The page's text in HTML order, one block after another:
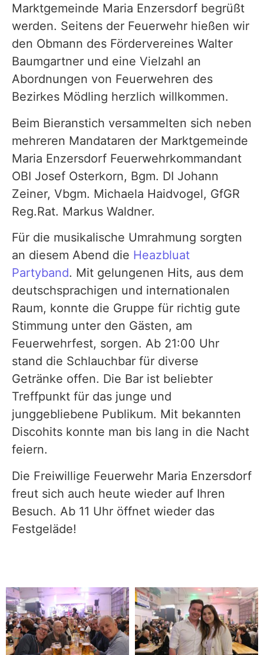
Marktgemeinde Maria Enzersdorf begrüßt
werden. Seitens der Feuerwehr hießen wir
den Obmann des Fördervereines Walter
Baumgartner und eine Vielzahl an
Abordnungen von Feuerwehren des
Bezirkes Mödling herzlich willkommen.
Beim Bieranstich versammelten sich neben
mehreren Mandataren der Marktgemeinde
Maria Enzersdorf Feuerwehrkommandant
OBI Josef Osterkorn, Bgm. DI Johann
Zeiner, Vbgm. Michaela Haidvogel, GfGR
Reg.Rat. Markus Waldner.
Für die musikalische Umrahmung sorgten
an diesem Abend die Heazbluat
Partyband. Mit gelungenen Hits, aus dem
deutschsprachigen und internationalen
Raum, konnte die Gruppe für richtig gute
Stimmung unter den Gästen, am
Feuerwehrfest, sorgen. Ab 21:00 Uhr
stand die Schlauchbar für diverse
Getränke offen. Die Bar ist beliebter
Treffpunkt für das junge und
junggebliebene Publikum. Mit bekannten
Discohits konnte man bis lang in die Nacht
feiern.
Die Freiwillige Feuerwehr Maria Enzersdorf
freut sich auch heute wieder auf Ihren
Besuch. Ab 11 Uhr öffnet wieder das
Festgeläde!